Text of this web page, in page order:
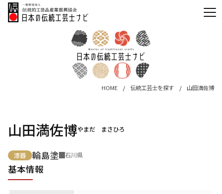
HOME 伝統工芸士を探す 山田満佐博
山田満佐博やまだ まさひろ
漆器 輪島塗 石川県
基本情報